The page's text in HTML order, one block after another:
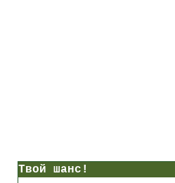
Твой шанс!